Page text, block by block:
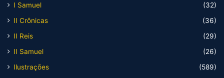
I Samuel
(32)
II Crônicas
(36)
II Reis
(29)
II Samuel
(26)
Ilustrações
(589)